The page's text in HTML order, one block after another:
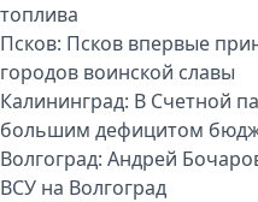
топлива
Псков: Псков впервые
городов воинской славы
Калининград: В Счетной
большим дефицитом
Волгоград: Андрей
ВСУ на Волгоград